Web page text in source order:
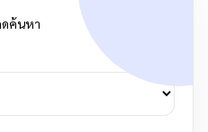
ค้นหา